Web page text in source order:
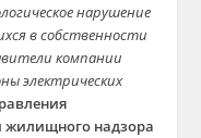
нарушение
в собственности
компании
электрических
жилищного надзора